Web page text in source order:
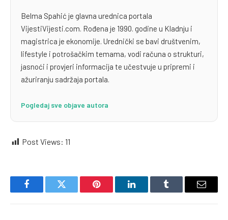
Belma Spahić je glavna urednica portala
VijestiVijesti.com. Rođena je 1990. godine u Kladnju i
magistrica je ekonomije. Urednički se bavi društvenim,
lifestyle i potrošačkim temama, vodi računa o strukturi,
jasnoći i provjeri informacija te učestvuje u pripremi i
ažuriranju sadržaja portala.
Pogledaj sve objave autora
Post Views: 11
FacebookTwitter Pinterest LinkedInTumblr Email